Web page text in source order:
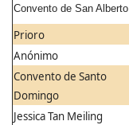
Convento de San Alberto
Prioro
Anónimo
Convento de Santo
Domingo
Jessica Tan Meiling